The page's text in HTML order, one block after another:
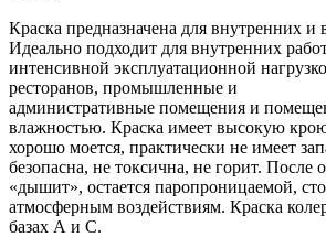
Краска предназначена для внутренних и
Идеально подходит для внутренних
интенсивной эксплуатационной
ресторанов, промышленные и
административные помещения и
влажностью. Краска имеет высокую
хорошо моется, практически не имеет
безопасна, не токсична, не горит. После
«дышит», остается паропроницаемой,
атмосферным воздействиям. Краска
базах А и С.